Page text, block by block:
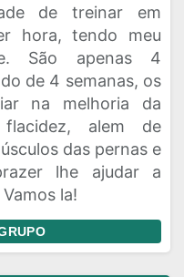
de treinar em
hora, tendo meu
São apenas 4
de 4 semanas, os
na melhoria da
alem de
das pernas e
lhe ajudar a
la!